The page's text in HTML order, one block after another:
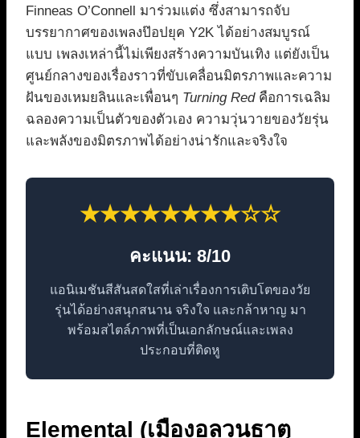
Finneas O’Connell มาร่วมแต่ง ซึ่งสามารถจับ
บรรยากาศของเพลงป๊อปยุค Y2K ได้อย่างสมบูรณ์
แบบ เพลงเหล่านี้ไม่เพียงสร้างความบันเทิง แต่ยังเป็น
ศูนย์กลางของเรื่องราวที่ขับเคลื่อนมิตรภาพและความ
ฝันของเหมยลินและเพื่อนๆ Turning Redคือการเฉลิม
ฉลองความเป็นตัวของตัวเอง ความวุ่นวายของวัยรุ่น
และพลังของมิตรภาพได้อย่างน่ารักและจริงใจ
★★★★★★★★☆☆
คะแนน: 8/10
แอนิเมชันสีสันสดใสที่เล่าเรื่องการเติบโตของวัย
รุ่นได้อย่างสนุกสนาน จริงใจ และกล้าหาญ มา
พร้อมสไตล์ภาพที่เป็นเอกลักษณ์และเพลง
ประกอบที่ติดหู
Elemental (เมืองอลวนธาตุ